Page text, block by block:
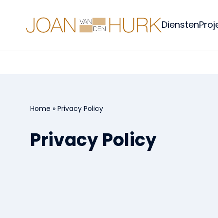
hoofdinhoud
Home Diensten
Home » Privacy Policy
Privacy Policy